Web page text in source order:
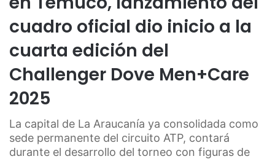
cuadro oficial dio inicio a la
cuarta edición del
Challenger Dove Men+Care
2025
La capital de La Araucanía ya consolidada como
sede permanente del circuito ATP, contará
durante el desarrollo del torneo con figuras de